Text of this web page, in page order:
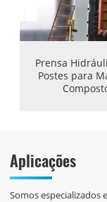
Prensa
Postes para
Aplicações
Somos especializados